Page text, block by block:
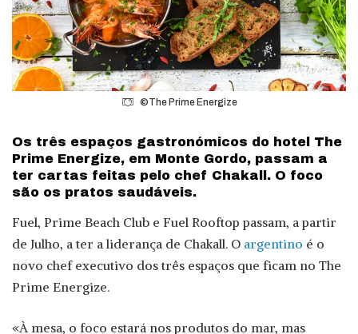
©The Prime Energize
Os três espaços gastronómicos do hotel The
Prime Energize, em Monte Gordo, passam a
ter cartas feitas pelo chef Chakall. O foco
são os pratos saudáveis.
Fuel, Prime Beach Club e Fuel Rooftop passam, a partir
de Julho, a ter a liderança de Chakall. O argentino é o
novo chef executivo dos três espaços que ficam no The
Prime Energize.
«À mesa, o foco estará nos produtos do mar, mas